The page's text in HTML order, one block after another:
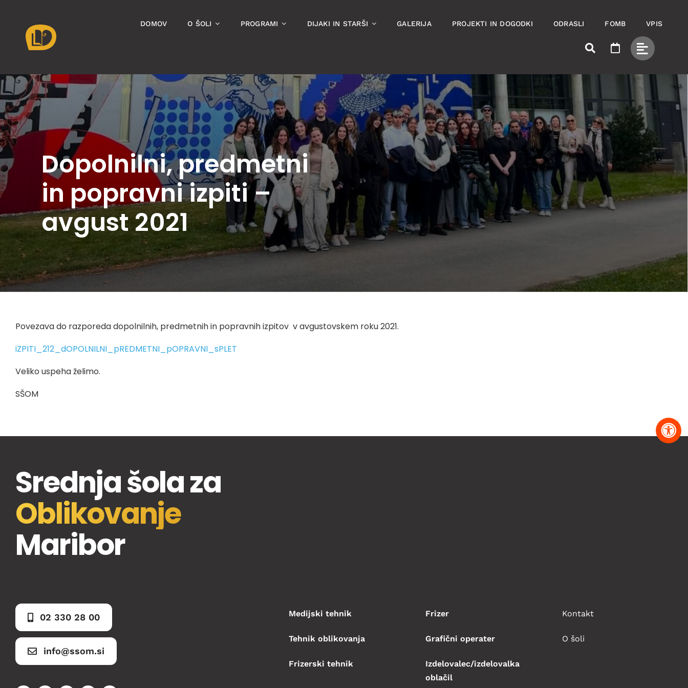
content
DOMOV O ŠOLI PROGRAMI DIJAKI IN STARŠI GALERIJA PROJEKTI IN DOGODKI ODRASLI FOMB VPIS
Dopolnilni, predmetni
in popravni izpiti –
avgust 2021
Povezava do razporeda dopolnilnih, predmetnih in popravnih izpitov v avgustovskem roku 2021.
iZPITI_212_dOPOLNILNI_pREDMETNI_pOPRAVNI_sPLET
Veliko uspeha želimo.
SŠOM
Srednja šola za
Oblikovanje
Maribor
02 330 28 00
info@ssom.si
Medijski tehnik
Tehnik oblikovanja
Frizerski tehnik
Frizer
Grafični operater
Izdelovalec/izdelovalka
oblačil
Kontakt
O šoli